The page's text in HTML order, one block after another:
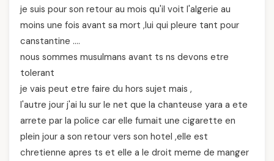
je suis pour son retour au mois qu'il voit l'algerie au
moins une fois avant sa mort ,lui qui pleure tant pour
canstantine ….
nous sommes musulmans avant ts ns devons etre
tolerant
je vais peut etre faire du hors sujet mais ,
l'autre jour j'ai lu sur le net que la chanteuse yara a ete
arrete par la police car elle fumait une cigarette en
plein jour a son retour vers son hotel ,elle est
chretienne apres ts et elle a le droit meme de manger